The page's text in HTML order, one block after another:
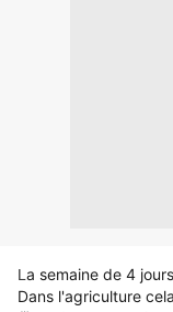
L a semaine de 4
Dans l'agriculture cela